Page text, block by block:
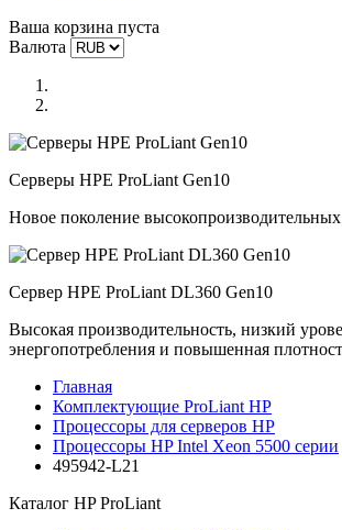
Ваша корзина пуста
Валюта
Серверы HPE ProLiant Gen10
Новое поколение
Сервер HPE ProLiant DL360 Gen10
Высокая производительность, низкий
энергопотребления и повышенная
Главная
Комплектующие ProLiant HP
Процессоры для серверов HP
Процессоры HP Intel Xeon 5500 серии
495942-L21
Каталог HP ProLiant